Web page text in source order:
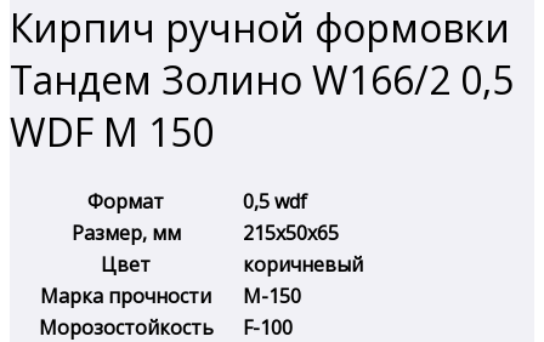
Кирпич ручной формовки
Тандем Золино W166/2 0,5
WDF М 150
Формат
0,5 wdf
Размер, мм
215х50х65
Цвет
коричневый
Марка прочности
М-150
Морозостойкость
F-100